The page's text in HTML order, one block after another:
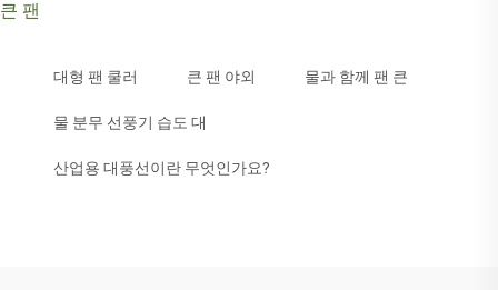
큰 팬
대형 팬 쿨러 큰 팬 야외 물과 함께 팬 큰
물 분무 선풍기 습도 대
산업용 대풍선이란 무엇인가요?